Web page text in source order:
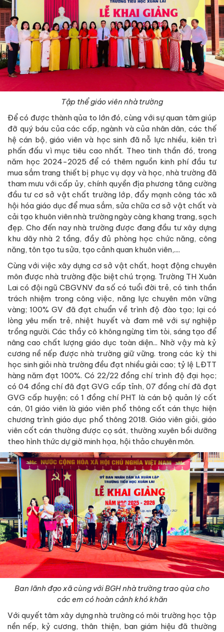
Tập thể giáo viên nhà trường
Để có được thành qủa to lớn đó, cùng với sự quan tâm giúp
đỡ quý báu của các cấp, ngành và của nhân dân, các thế
hệ cán bộ, giáo viên và học sinh đã nỗ lực nhiều, kiên trì
phấn đấu vì mục tiêu cao nhất. Theo tinh thần đó, trong
năm học 2024-2025 để có thêm nguồn kinh phí đầu tư
mua sắm trang thiết bị phục vụ dạy và học, nhà trường đã
tham mưu với cấp ủy, chính quyền địa phương tăng cường
đầu tư cơ sở vật chất trường lớp, đẩy mạnh công tác xã
hội hóa giáo dục để mua sắm, sửa chữa cơ sở vật chất và
cải tạo khuôn viên nhà trường ngày càng khang trang, sạch
đẹp. Cho đến nay nhà trường được đang đầu tư xây dựng
khu dãy nhà 2 tầng, đầy đủ phòng học chức năng, công
năng, tôn tạo tu sửa, tạo cảnh quan khuôn viên,....
Cùng với việc xây dựng cơ sở vật chất, hoạt động chuyên
môn được nhà trường đặc biệt chú trọng. Trường TH Xuân
Lai có đội ngũ CBGVNV đa số có tuổi đời trẻ, có tinh thần
trách nhiệm trong công việc, năng lực chuyên môn vững
vàng; 100% GV đã đạt chuẩn về trình độ đào tạo; lại có
lòng yêu mến trẻ, nhiệt huyết và đam mê với sự nghiệp
trồng người. Các thầy cô không ngừng tìm tòi, sáng tạo để
nâng cao chất lượng giáo dục toàn diện... Nhờ vậy mà kỷ
cương nề nếp được nhà trường giữ vững. trong các kỳ thi
học sinh giỏi nhà trường đều đạt nhiều giải cao; tỷ lệ LĐTT
hàng năm đạt 100%. Có 22/22 đồng chí trình độ đại học;
có 04 đồng chí đã đạt GVG cấp tỉnh, 07 đồng chí đã đạt
GVG cấp huyện; có 1 đồng chí PHT là cán bộ quản lý cốt
cán, 01 giáo viên là giáo viên phổ thông cốt cán thực hiện
chương trình giáo dục phổ thông 2018. Giáo viên giỏi, giáo
viên cốt cán thường được cọ sát, thường xuyên bồi dưỡng
theo hình thức dự giờ minh họa, hội thảo chuyên môn.
Ban lãnh đạo xã cùng với BGH nhà trường trao qùa cho
các em có hoàn cảnh khó khăn
Với quyết tâm xây dựng nhà trường có môi trường học tập
nền nếp, kỷ cương, thân thiện, ban giám hiệu đã thường